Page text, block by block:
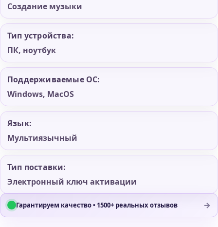
Создание музыки
Тип устройства:
ПК, ноутбук
Поддерживаемые ОС:
Windows, MacOS
Язык:
Мультиязычный
Тип поставки:
Электронный ключ активации
Гарантируем качество • 1500+ реальных отзывов →